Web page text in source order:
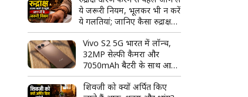
ये जरूरी नियम, भूलकर भी न करें
ये गलतियां; जानिए कैसा रुद्राक्ष
माना जाता है शुभ
Vivo S2 5G भारत में लॉन्च,
32MP सेल्फी कैमरा और
7050mAh बैटरी के साथ आया
नया स्मार्टफोन
शिवजी को क्यों अर्पित किए